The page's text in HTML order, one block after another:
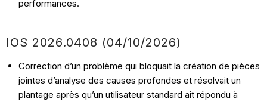
performances.
IOS 2026.0408 (04/10/2026)
Correction d’un problème qui bloquait la création de pièces
jointes d’analyse des causes profondes et résolvait un
plantage après qu’un utilisateur standard ait répondu à